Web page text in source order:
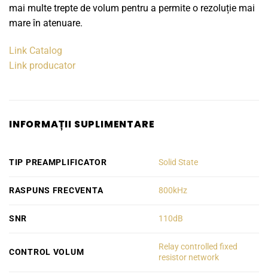
mai multe trepte de volum pentru a permite o rezoluție mai
mare în atenuare.
Link Catalog
Link producator
INFORMAȚII SUPLIMENTARE
TIP PREAMPLIFICATOR Solid State
RASPUNS FRECVENTA 800kHz
SNR 110dB
CONTROL VOLUM
Relay controlled fixed
resistor network